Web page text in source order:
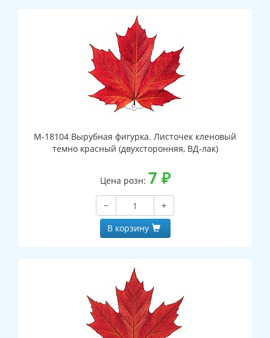
М-18104 Вырубная фигурка. Листочек кленовый
темно красный (двухсторонняя, ВД-лак)
Цена розн: 7 ₽
−
+
В корзину